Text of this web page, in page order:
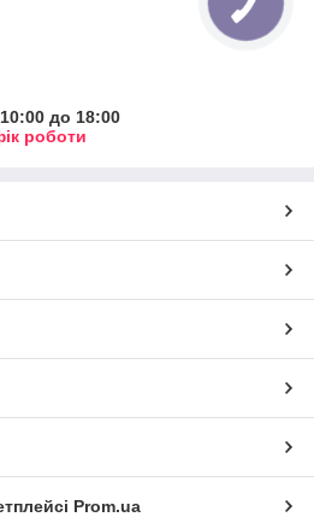
до 18:00
роботи
Prom.ua